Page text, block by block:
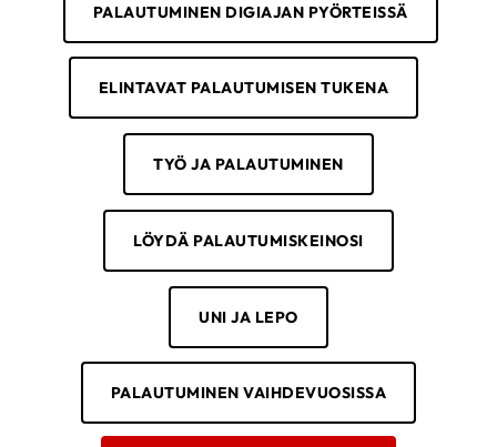
PALAUTUMINEN DIGIAJAN PYÖRTEISSÄ
ELINTAVAT PALAUTUMISEN TUKENA
TYÖ JA PALAUTUMINEN
LÖYDÄ PALAUTUMISKEINOSI
UNI JA LEPO
PALAUTUMINEN VAIHDEVUOSISSA